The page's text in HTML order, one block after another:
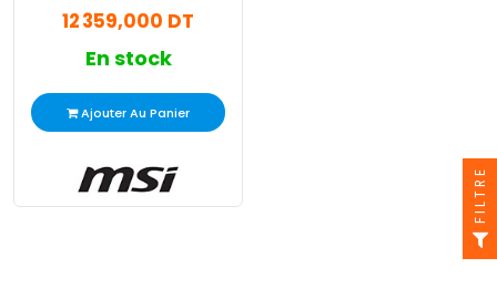
Windows 11
12 359,000 DT
En stock
Ajouter Au Panier
FILTRE